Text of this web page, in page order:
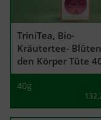
TriniTea, Bio-
Kräutertee-
den Körper Tüte
40g